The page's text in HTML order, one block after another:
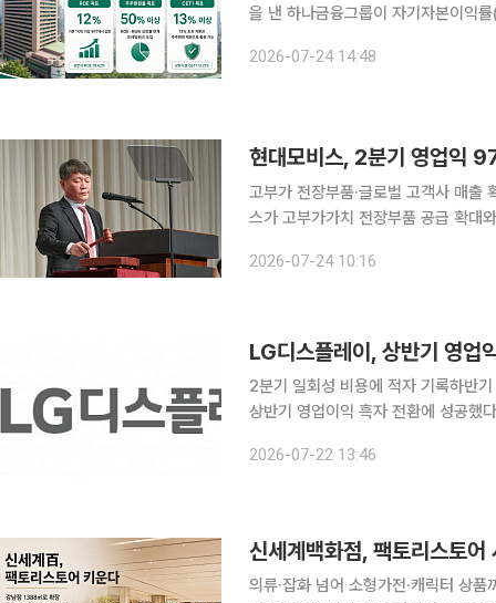
을 낸 하나금융그룹이 자기자본이익
지속적인 ROE 제고와 함께 기업가치
2026-07-24 14:48
현대모비스, 2분기 영업익
고부가 전장부품·글로벌 고객사 매출 확
스가 고부가가치 전장부품 공급 확대
2026-07-24 10:16
LG디스플레이, 상반기 영
2분기 일회성 비용에 적자 기록하반기 AX 기반
상반기 영업이익 흑자 전환에 성공했
개선 흐름을 이어갔다. 하반기에는
2026-07-22 13:46
신세계백화점, 팩토리스토
의류·잡화 넘어 소형가전·캐릭터 상